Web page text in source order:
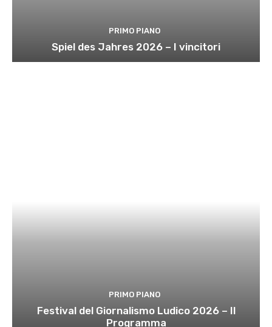
PRIMO PIANO
Spiel des Jahres 2026 – I vincitori
PRIMO PIANO
Festival del Giornalismo Ludico 2026 – Il
Programma